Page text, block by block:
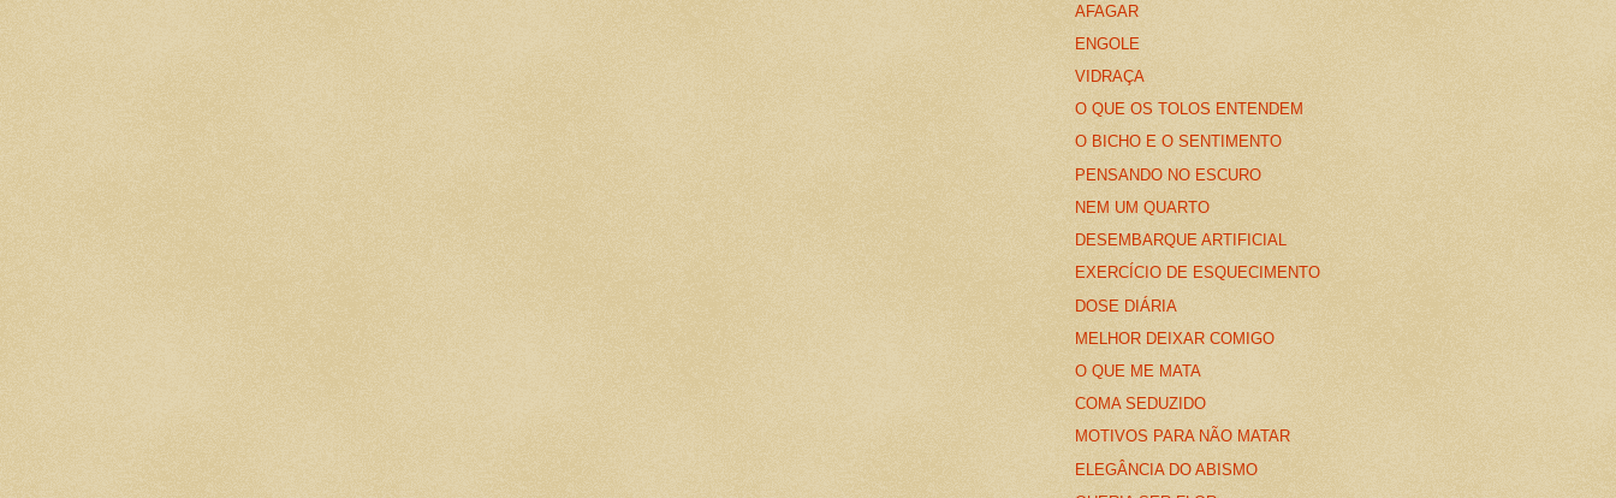
AFAGAR
ENGOLE
VIDRAÇA
O QUE OS TOLOS ENTENDEM
O BICHO E O SENTIMENTO
PENSANDO NO ESCURO
NEM UM QUARTO
DESEMBARQUE ARTIFICIAL
EXERCÍCIO DE ESQUECIMENTO
DOSE DIÁRIA
MELHOR DEIXAR COMIGO
O QUE ME MATA
COMA SEDUZIDO
MOTIVOS PARA NÃO MATAR
ELEGÂNCIA DO ABISMO